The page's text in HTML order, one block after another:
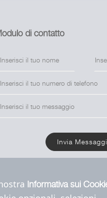
di contatto
Invia
Informativa sui